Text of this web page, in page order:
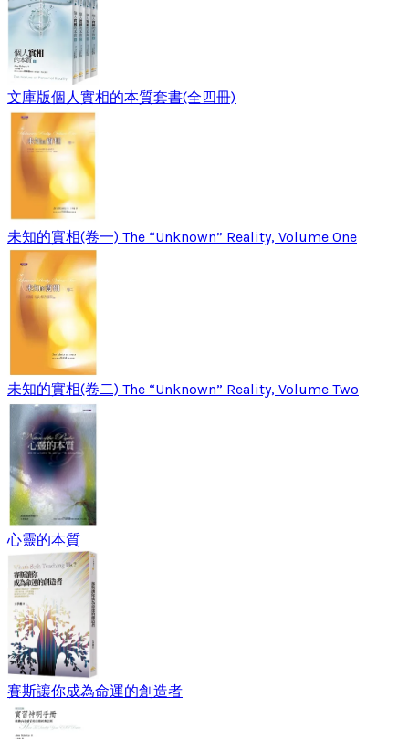
文庫版個人實相的本質套書(全四冊)
未知的實相(卷一) The “Unknown” Reality, Volume One
未知的實相(卷二) The “Unknown” Reality, Volume Two
心靈的本質
賽斯讓你成為命運的創造者